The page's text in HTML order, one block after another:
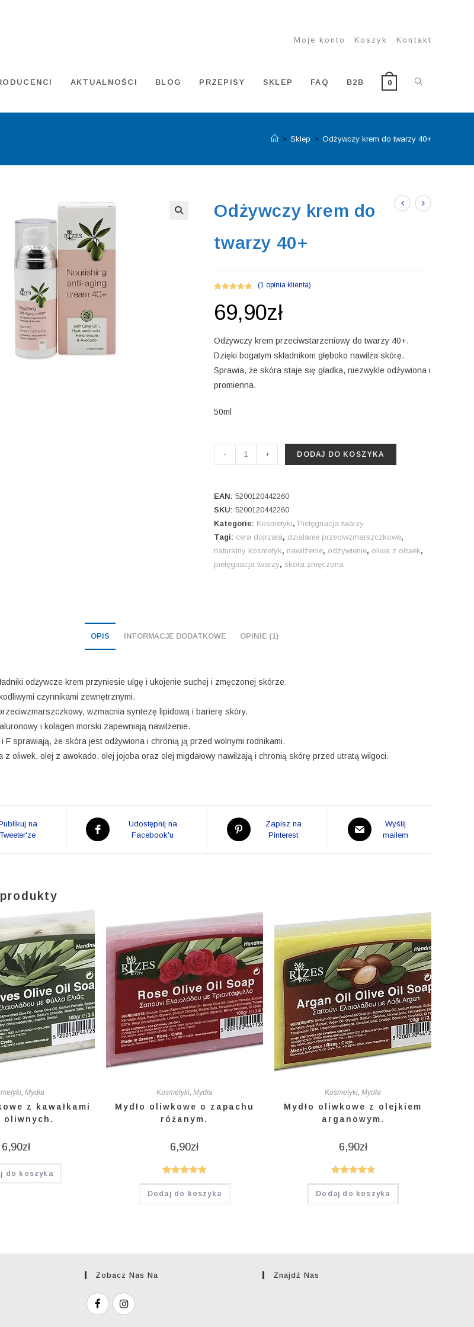
Moje konto Koszyk Kontakt
AKTUALNOŚCI BLOG PRZEPISY SKLEP FAQ B2B 0 TOGGLE
WEBSITE
SEARCH
> Sklep > Odżywczy krem do twarzy 40+
Odżywczy krem do
twarzy 40+
5.00 na 5 na
podstawie
(1 opinia klienta)
69,90zł
Odżywczy krem przeciwstarzeniowy do twarzy 40+.
Dzięki bogatym składnikom głęboko nawilża skórę.
Sprawia, że skóra staje się gładka, niezwykle odżywiona i
promienna.
50ml
Odżywczy
do
twarzy
40+
- + DODAJ DO KOSZYKA
EAN:5200120442260
SKU:5200120442260
Kategorie: Kosmetyki, Pielęgnacja twarzy
Tagi: cera dojrzała, działanie przeciwzmarszczkowe,
naturalny kosmetyk, nawilżenie, odżywienie, oliwa z oliwek,
pielęgnacja twarzy, skóra zmęczona
OPIS INFORMACJE DODATKOWE OPINIE (1)
odżywcze krem przyniesie ulgę i ukojenie suchej i zmęczonej skórze.
czynnikami zewnętrznymi.
wzmacnia syntezę lipidową i barierę skóry.
i kolagen morski zapewniają nawilżenie.
i F sprawiają, że skóra jest odżywiona i chronią ją przed wolnymi rodnikami.
z oliwek, olej z awokado, olej jojoba oraz olej migdałowy nawilżają i chronią skórę przed utratą wilgoci.
na
Tweeter'ze
Opens
in
Udostępnij na
Facebook'u
Opens
in
Zapisz na
Pinterest
Opens
in
Wyślij
mailem
, Mydła
z kawałkami
oliwnych.
6,90zł
do koszyka
Kosmetyki, Mydła
Mydło oliwkowe o zapachu
różanym.
6,90zł
Oceniono
5.00na 5
Dodaj do koszyka
Kosmetyki,Mydła
Mydło oliwkowe z olejkiem
arganowym.
6,90zł
Oceniono
4.75na 5
Dodaj do koszyka
Zobacz Nas Na Znajdź Nas